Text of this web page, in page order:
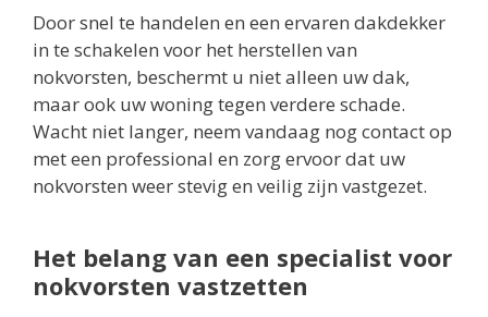
Door snel te handelen en een ervaren dakdekker
in te schakelen voor het herstellen van
nokvorsten, beschermt u niet alleen uw dak,
maar ook uw woning tegen verdere schade.
Wacht niet langer, neem vandaag nog contact op
met een professional en zorg ervoor dat uw
nokvorsten weer stevig en veilig zijn vastgezet.
Het belang van een specialist voor
nokvorsten vastzetten